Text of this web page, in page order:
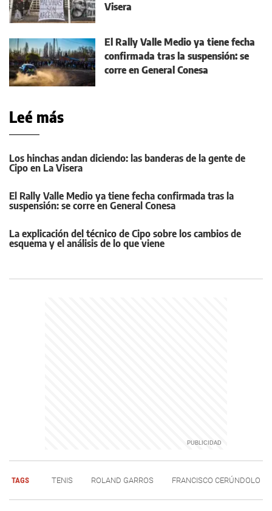
Visera
El Rally Valle Medio ya tiene fecha
confirmada tras la suspensión: se
corre en General Conesa
Leé más
Los hinchas andan diciendo: las banderas de la gente de
Cipo en La Visera
El Rally Valle Medio ya tiene fecha confirmada tras la
suspensión: se corre en General Conesa
La explicación del técnico de Cipo sobre los cambios de
esquema y el análisis de lo que viene
TAGS TENIS ROLAND GARROS FRANCISCO CERÚNDOLO